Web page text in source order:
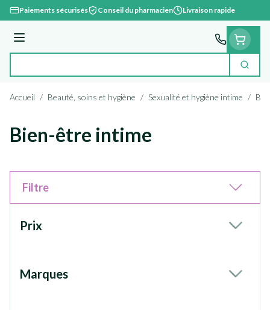
Aller au contenu
Paiements sécurisés Conseil du pharmacien Livraison rapide
Menu
Accueil / Beauté, soins et hygiène / Sexualité et hygiène intime /
Bien-être intime
Filtre
Prix
Marques